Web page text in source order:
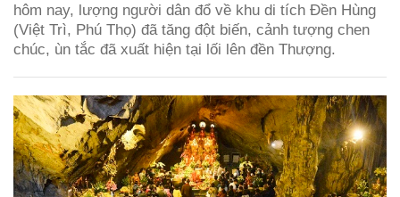
hôm nay, lượng người dân đổ về khu di tích Đền Hùng
(Việt Trì, Phú Thọ) đã tăng đột biến, cảnh tượng chen
chúc, ùn tắc đã xuất hiện tại lối lên đền Thượng.